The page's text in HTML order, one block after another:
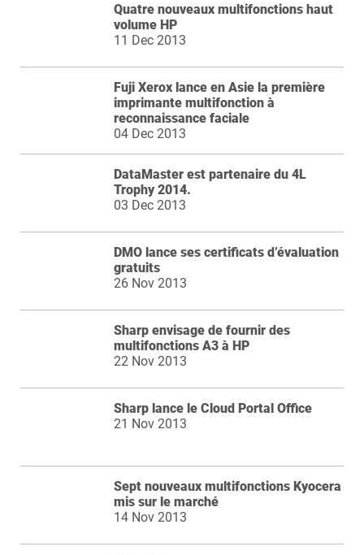
Quatre nouveaux multifonctions haut
volume HP
11 Dec 2013
Fuji Xerox lance en Asie la première
imprimante multifonction à
reconnaissance faciale
04 Dec 2013
DataMaster est partenaire du 4L
Trophy 2014.
03 Dec 2013
DMO lance ses certificats d’évaluation
gratuits
26 Nov 2013
Sharp envisage de fournir des
multifonctions A3 à HP
22 Nov 2013
Sharp lance le Cloud Portal Office
21 Nov 2013
Sept nouveaux multifonctions Kyocera
mis sur le marché
14 Nov 2013